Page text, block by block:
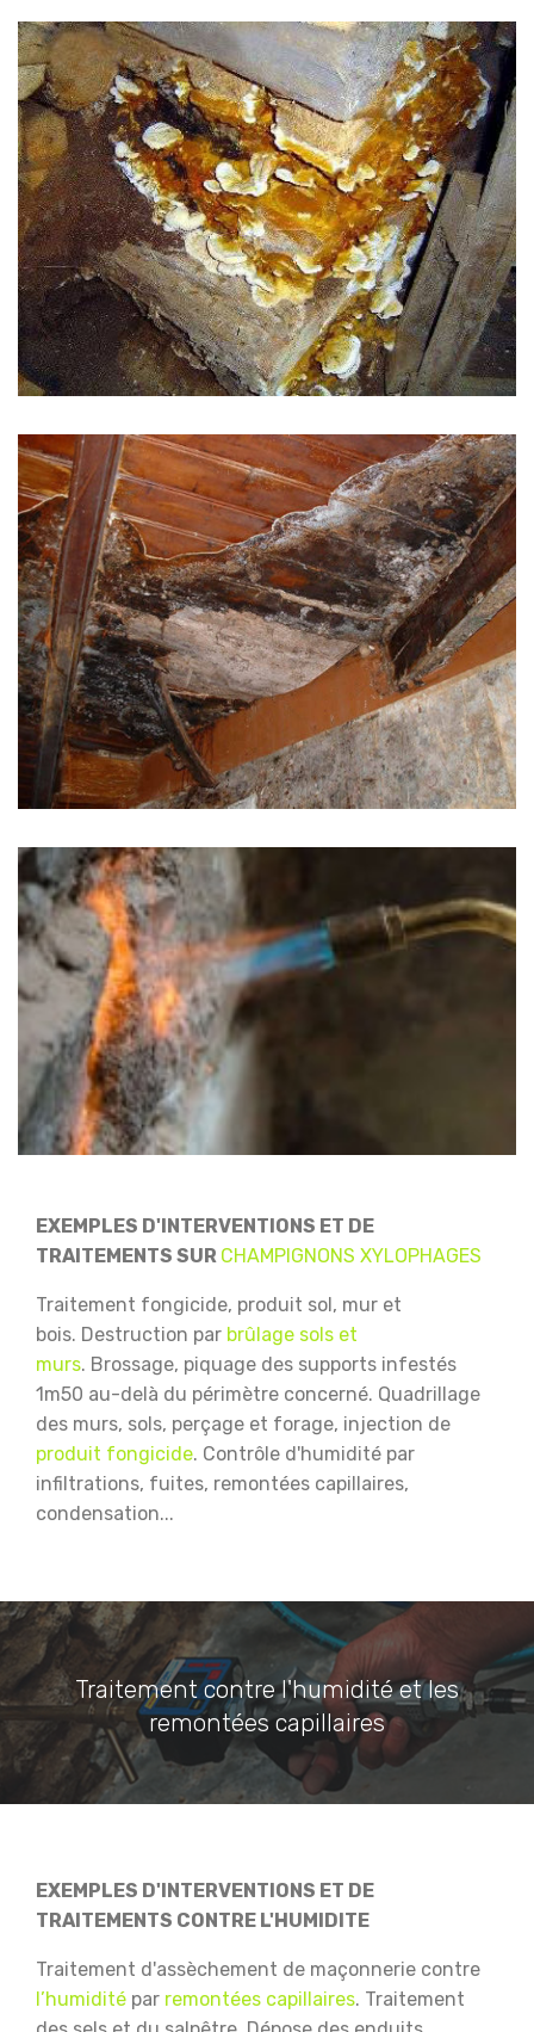
EXEMPLES D'INTERVENTIONS ET DE
TRAITEMENTS SUR CHAMPIGNONS XYLOPHAGES
Traitement fongicide, produit sol, mur et
bois. Destruction par brûlage sols et
murs. Brossage, piquage des supports infestés
1m50 au-delà du périmètre concerné. Quadrillage
des murs, sols, perçage et forage, injection de
produit fongicide. Contrôle d'humidité par
infiltrations, fuites, remontées capillaires,
condensation...
Traitement contre l'humidité et les
remontées capillaires
EXEMPLES D'INTERVENTIONS ET DE
TRAITEMENTS CONTRE L'HUMIDITE
Traitement d'assèchement de maçonnerie contre
l’humidité par remontées capillaires. Traitement